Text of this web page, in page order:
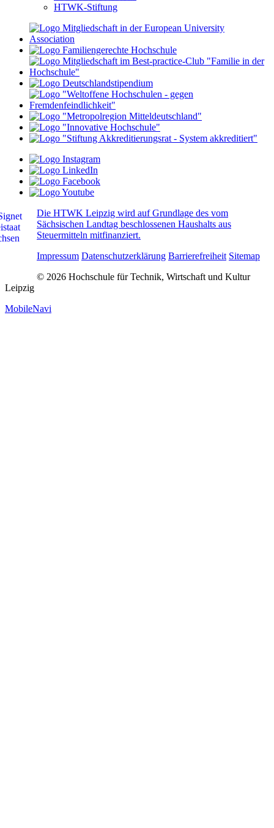
HTWK-Stiftung
Die HTWK Leipzig wird auf Grundlage des vom
Sächsischen Landtag beschlossenen Haushalts aus
Steuermitteln mitfinanziert.
Impressum Datenschutzerklärung Barrierefreiheit Sitemap
© 2026 Hochschule für Technik, Wirtschaft und Kultur
Leipzig
MobileNavi